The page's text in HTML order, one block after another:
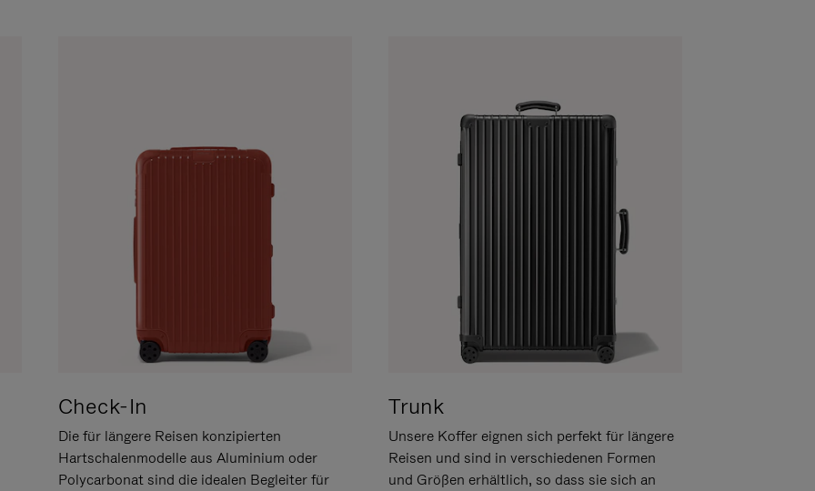
Check-In
Die für längere Reisen konzipierten
Hartschalenmodelle aus Aluminium oder
Polycarbonat sind die idealen Begleiter für
Trunk
Unsere Koffer eignen sich perfekt für längere
Reisen und sind in verschiedenen Formen
und Größen erhältlich, so dass sie sich an